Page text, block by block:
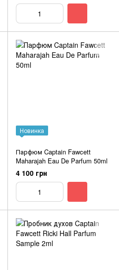
Новинка
Парфюм Captain Fawcett
Maharajah Eau De Parfum 50ml
4 100 грн